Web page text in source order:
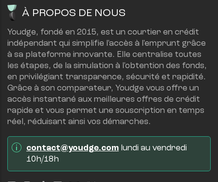
À PROPOS DE NOUS
Youdge, fondé en 2015, est un courtier en crédit
indépendant qui simplifie l'accès à l'emprunt grâce
à sa plateforme innovante. Elle centralise toutes
les étapes, de la simulation à l'obtention des fonds,
en privilégiant transparence, sécurité et rapidité.
Grâce à son comparateur, Youdge vous offre un
accès instantané aux meilleures offres de crédit
rapide et vous permet une souscription en temps
réel, réduisant ainsi vos démarches.
contact@youdge.com lundi au vendredi
10h/18h